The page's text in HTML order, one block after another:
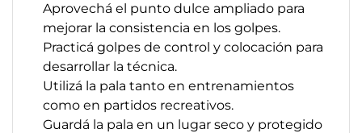
Aprovechá el punto dulce ampliado para
mejorar la consistencia en los golpes.
Practicá golpes de control y colocación para
desarrollar la técnica.
Utilizá la pala tanto en entrenamientos
como en partidos recreativos.
Guardá la pala en un lugar seco y protegido